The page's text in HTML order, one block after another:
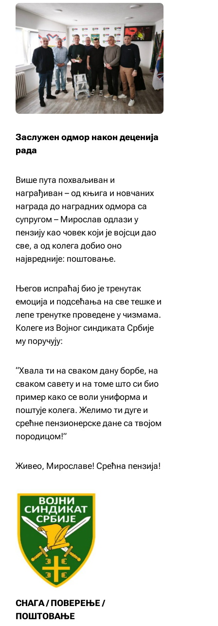
Заслужен одмор након деценија
рада
Више пута похваљиван и
награђиван – од књига и новчаних
награда до наградних одмора са
супругом – Мирослав одлази у
пензију као човек који је војсци дао
све, а од колега добио оно
највредније: поштовање.
Његов испраћај био је тренутак
емоција и подсећања на све тешке и
лепе тренутке проведене у чизмама.
Колеге из Војног синдиката Србије
му поручују:
“Хвала ти на сваком дану борбе, на
сваком савету и на томе што си био
пример како се воли униформа и
поштује колега. Желимо ти дуге и
срећне пензионерске дане са твојом
породицом!”
Живео, Мирославе! Срећна пензија!
СНАГА / ПОВЕРЕЊЕ /
ПОШТОВАЊЕ